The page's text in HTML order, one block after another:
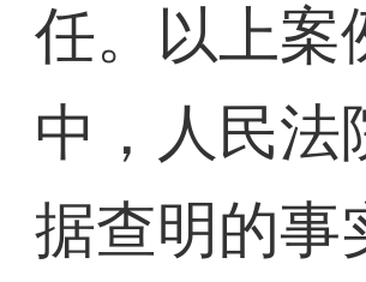
任。以上案
中，人民法
据查明的事